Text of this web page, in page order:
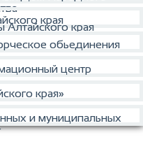
Алтайского края
обьединения
центр
края»
и муниципальных